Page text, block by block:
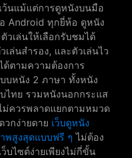
ว้นแม้แต่การดูหนังบนมือ
Android ทุกยี่ห้อ ดูหนัง
เล่นให้เลือกรับชมได้
ล่นสำรอง, และตัวเล่นไว
ด้ตามความต้องการ
บหนัง 2 ภาษา ทั้งหนัง
ไทย รวมหนังนอกกระแส
ม่ควรพลาดแยกตามหมวด
วกง่ายดาย เว็บดูหนัง
พสูงสุดแบบฟรี ๆ ไม่ต้อง
บไซต์ง่ายเพียงไม่กี่ขั้น